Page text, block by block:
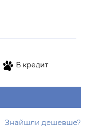
В кредит
Знайшли дешевше?